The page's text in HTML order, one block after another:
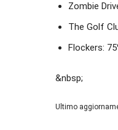
Zombie
The Golf
Flockers:
&nbsp;
Ultimo